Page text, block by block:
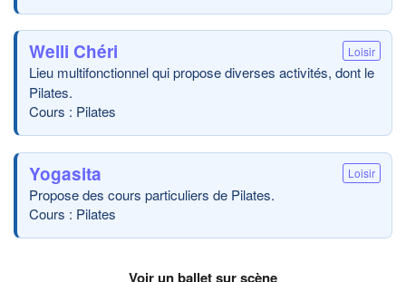
Welli Chéri Loisir
Lieu multifonctionnel qui propose diverses activités, dont le
Pilates.
Cours : Pilates
Yogasita Loisir
Propose des cours particuliers de Pilates.
Cours : Pilates
Voir un ballet sur scène